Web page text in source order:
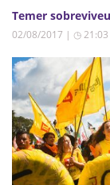
Temer
02/08/2017 | ◷ 21:03